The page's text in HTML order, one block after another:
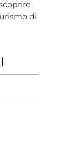
di